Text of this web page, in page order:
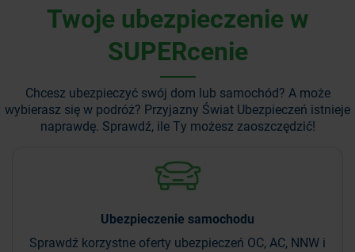
Twoje ubezpieczenie w
SUPERcenie
Chcesz ubezpieczyć swój dom lub samochód? A może
wybierasz się w podróż? Przyjazny Świat Ubezpieczeń istnieje
naprawdę. Sprawdź, ile Ty możesz zaoszczędzić!
Ubezpieczenie samochodu
Sprawdź korzystne oferty ubezpieczeń OC, AC, NNW i